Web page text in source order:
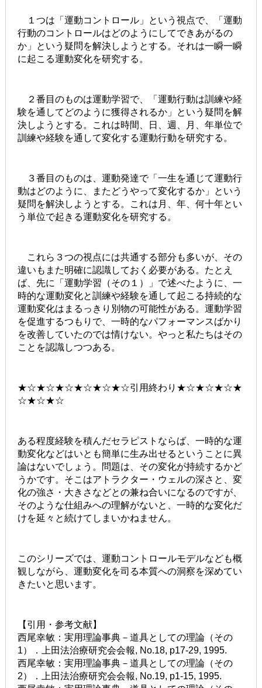
１つは「運動コントロール」という視点で、「運動
行動のコントロールはどのようにしてできあがるの
か」という疑問を解決しようとする。それは一瞬一瞬
に起こる運動変化を研究する。
２番目のものは運動学習で、「運動行動は訓練や経
験を通してどのように獲得されるか」という疑問を解
決しようとする。これは時間、日、週、月、年単位で
訓練や経験を通して変化する運動行動を研究する。
３番目のものは、運動発達で「一生を通じて運動行
動はどのように、またどうやって変化するか」という
疑問を解決しようとする。これは月、年、何十年とい
う単位で起きる運動変化を研究する。
これら３つの視点には共通する部分も多いが、その
違いもまた明確に認識しておく必要がある。たとえ
ば、先に「運動学習（その１）」で述べたように、一
時的な運動変化と訓練や経験を通して起こる持続的な
運動変化はまるっきり別物の可能性がある。運動学習
を促進するつもりで、一時的なパフォーマンスばかり
を改善していたのでは情けない。やっと私たちはその
ことを認識しつつある。
★☆★☆★☆★☆★☆★☆引用終わり★☆★☆★☆★
☆★☆★☆
ある程度経験を積んだセラピストならば、一時的な運
動変化などはいとも簡単に生み出せるということに異
論はないでしょう。問題は、その変化が持続するかど
うかです。そこはアトラクター・ウェルの深さと、変
化の強さ・大きさなどとの兼ね合いになるのですが、
そのような仕組みへの理解がないと、一時的な変化だ
けを延々と続けてしまいかねません。
このシリーズでは、運動コントロールモデルなども概
観しながら、運動変化を司る本質への洞察を深めてい
きたいと思います。
【引用・参考文献】
西尾幸敏：実用理論事典－道具としての理論（その
1）．上田法治療研究会会報, No.18, p17-29, 1995.
西尾幸敏：実用理論事典－道具としての理論（その
2）．上田法治療研究会会報, No.19, p1-15, 1995.